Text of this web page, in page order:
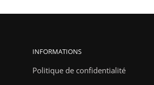
la
INFORMATIONS
Politique de confidentialité